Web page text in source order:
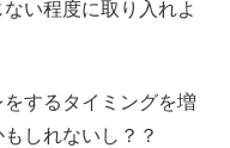
い程度に取り入れよ
するタイミングを増
しれないし？？